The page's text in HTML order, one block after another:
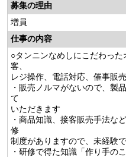
募集の理由
増員
仕事の内容
○タンニンなめしにこだわっ
客、
レジ操作、電話対応、催事販
・販売ノルマがないので、製
て
いただきます
・商品知識、接客販売手法な
修
制度がありますので、未経験
・研修で得た知識「作り手の